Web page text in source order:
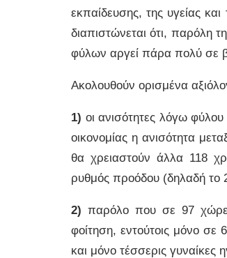
εκπαίδευσης, της υγείας
διαπιστώνεται ότι, παρόλη
φύλων αργεί πάρα πολύ σε
Ακολουθούν ορισμένα
1) οι ανισότητες λόγω
οικονομίας η ανισότητα
θα χρειαστούν άλλα 118
ρυθμός προόδου (δηλαδή το
2) παρόλο που σε 97 χώρες
φοίτηση, εντούτοις μόνο σε
και μόνο τέσσερις γυναίκες